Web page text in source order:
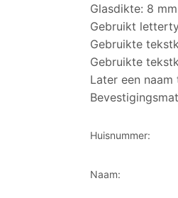
Glasdikte: 8 mm
Gebruikt
Gebruikte
Gebruikte
Later een
Huisnummer:
Naam: